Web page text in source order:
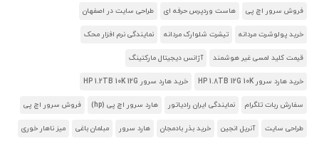
فروش سرور اچ پی هاست وردپرس حرفه ای طراحی سایت در اصفهان
خرید پولوشرت مردانه تیشرت شلوارک مردانه نمایندگی نرم افزار محک
قیمت کلید لمسی غیر هوشمند آژانس دیجیتال مارکتینگ
خرید هارد سرور HP 1.8TB 12G 10K خرید هارد سرور HP 1.2TB 10K 12G
سفارش ربات تلگرام نمایندگی ایران رادیاتور هارد سرور اچ پی (hp) فروش سرور اچ پی
طراحی سایت آنریل انجین خرید بذر بادمجان هارد سرور مبلمان باغی میز ناهار خوری